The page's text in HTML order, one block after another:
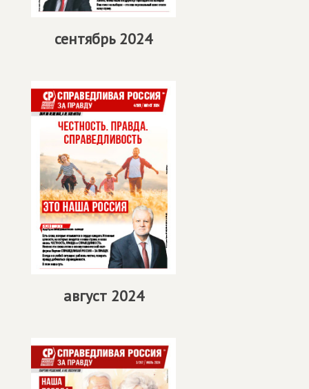
сентябрь 2024
август 2024